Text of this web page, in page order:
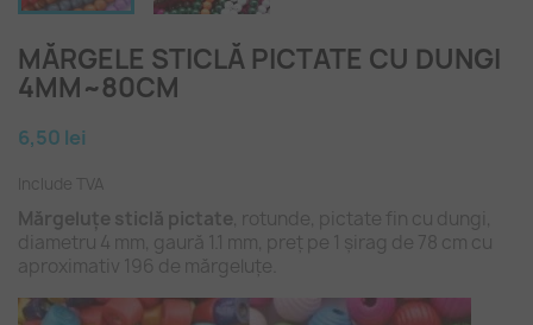
MĂRGELE STICLĂ PICTATE CU DUNGI
4MM~80CM
6,50 lei
Include TVA
Mărgeluțe sticlă pictate, rotunde, pictate fin cu dungi,
diametru 4 mm, gaură 1.1 mm, preț pe 1 șirag de 78 cm cu
aproximativ 196 de mărgeluțe.